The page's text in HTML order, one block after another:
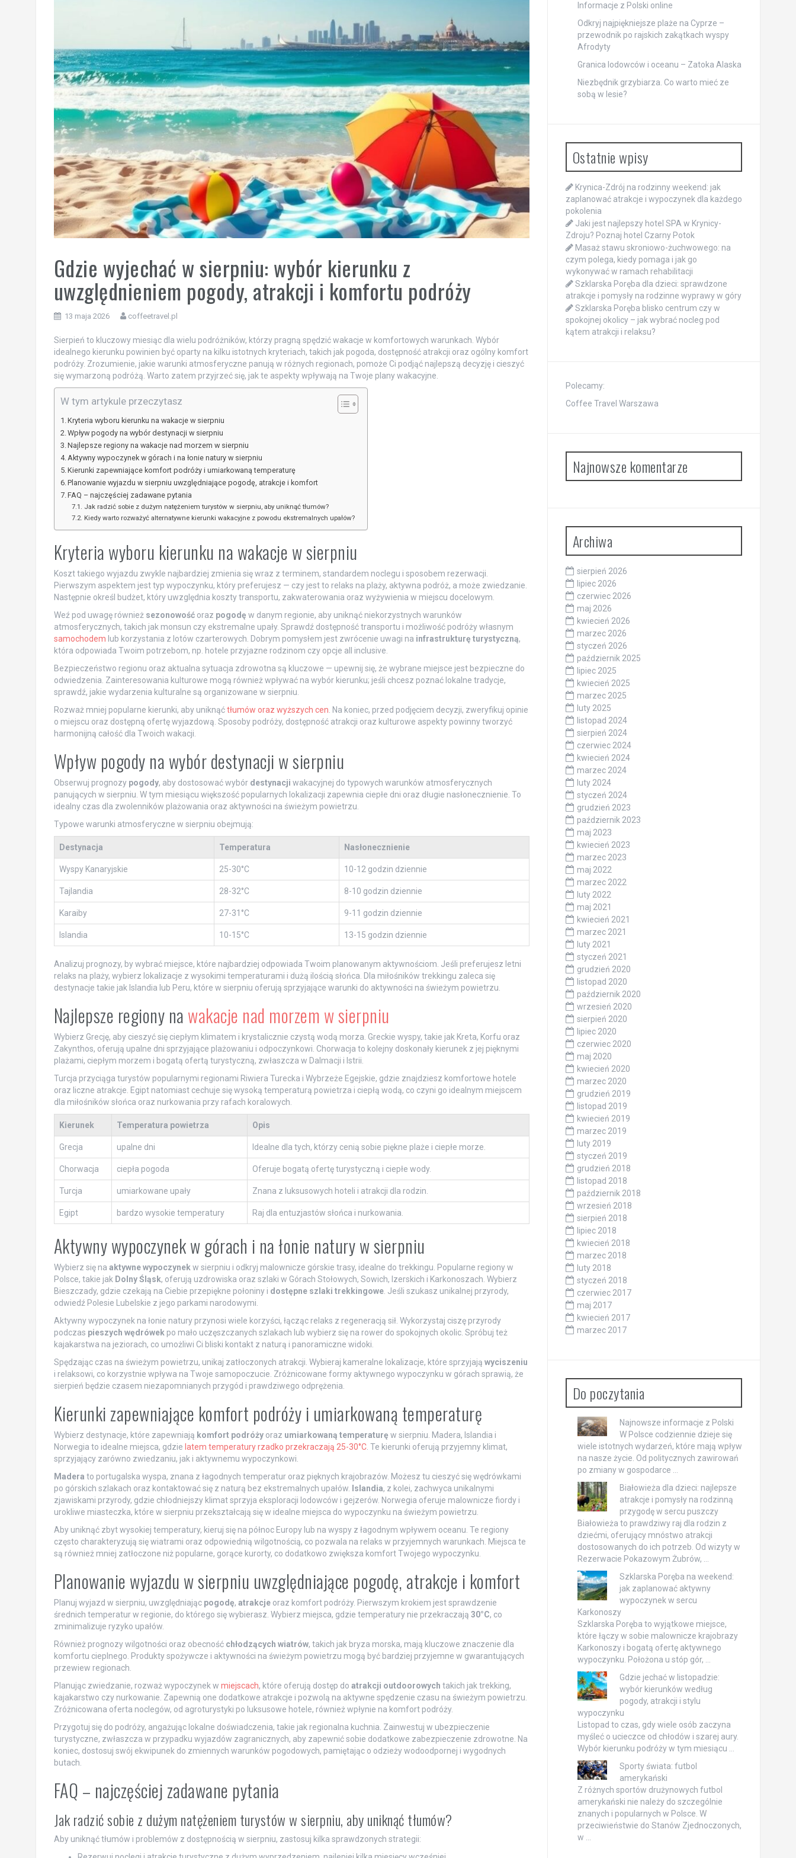
Gdzie wyjechać w sierpniu: wybór kierunku z
uwzględnieniem pogody, atrakcji i komfortu podróży
13 maja 2026 coffeetravel.pl
Sierpień to kluczowy miesiąc dla wielu podróżników, którzy pragną spędzić wakacje w komfortowych warunkach. Wybór
idealnego kierunku powinien być oparty na kilku istotnych kryteriach, takich jak pogoda, dostępność atrakcji oraz ogólny komfort
podróży. Zrozumienie, jakie warunki atmosferyczne panują w różnych regionach, pomoże Ci podjąć najlepszą decyzję i cieszyć
się wymarzoną podróżą. Warto zatem przyjrzeć się, jak te aspekty wpływają na Twoje plany wakacyjne.
W tym artykule przeczytasz
Kryteria wyboru kierunku na wakacje w sierpniu
Wpływ pogody na wybór destynacji w sierpniu
Najlepsze regiony na wakacje nad morzem w sierpniu
Aktywny wypoczynek w górach i na łonie natury w sierpniu
Kierunki zapewniające komfort podróży i umiarkowaną temperaturę
Planowanie wyjazdu w sierpniu uwzględniające pogodę, atrakcje i komfort
FAQ – najczęściej zadawane pytania
Jak radzić sobie z dużym natężeniem turystów w sierpniu, aby uniknąć tłumów?
Kiedy warto rozważyć alternatywne kierunki wakacyjne z powodu ekstremalnych upałów?
Kryteria wyboru kierunku na wakacje w sierpniu
Koszt takiego wyjazdu zwykle najbardziej zmienia się wraz z terminem, standardem noclegu i sposobem rezerwacji.
Pierwszym aspektem jest typ wypoczynku, który preferujesz — czy jest to relaks na plaży, aktywna podróż, a może zwiedzanie.
Następnie określ budżet, który uwzględnia koszty transportu, zakwaterowania oraz wyżywienia w miejscu docelowym.
Weź pod uwagę również sezonowośćoraz pogodę w danym regionie, aby uniknąć niekorzystnych warunków
atmosferycznych, takich jak monsun czy ekstremalne upały. Sprawdź dostępność transportu i możliwość podróży własnym
samochodem lub korzystania z lotów czarterowych. Dobrym pomysłem jest zwrócenie uwagi na infrastrukturę turystyczną,
która odpowiada Twoim potrzebom, np. hotele przyjazne rodzinom czy opcje all inclusive.
Bezpieczeństwo regionu oraz aktualna sytuacja zdrowotna są kluczowe — upewnij się, że wybrane miejsce jest bezpieczne do
odwiedzenia. Zainteresowania kulturowe mogą również wpływać na wybór kierunku; jeśli chcesz poznać lokalne tradycje,
sprawdź, jakie wydarzenia kulturalne są organizowane w sierpniu.
Rozważ mniej popularne kierunki, aby uniknąćtłumów oraz wyższych cen. Na koniec, przed podjęciem decyzji, zweryfikuj opinie
o miejscu oraz dostępną ofertę wyjazdową. Sposoby podróży, dostępność atrakcji oraz kulturowe aspekty powinny tworzyć
harmonijną całość dla Twoich wakacji.
Wpływ pogody na wybór destynacji w sierpniu
Obserwuj prognozy pogody, aby dostosować wybór destynacji wakacyjnej do typowych warunków atmosferycznych
panujących w sierpniu. W tym miesiącu większość popularnych lokalizacji zapewnia ciepłe dni oraz długie nasłonecznienie. To
idealny czas dla zwolenników plażowania oraz aktywności na świeżym powietrzu.
Typowe warunki atmosferyczne w sierpniu obejmują:
Destynacja Temperatura Nasłonecznienie
Wyspy Kanaryjskie 25-30°C 10-12 godzin dziennie
Tajlandia 28-32°C 8-10 godzin dziennie
Karaiby 27-31°C 9-11 godzin dziennie
Islandia 10-15°C 13-15 godzin dziennie
Analizuj prognozy, by wybrać miejsce, które najbardziej odpowiada Twoim planowanym aktywnościom. Jeśli preferujesz letni
relaks na plaży, wybierz lokalizacje z wysokimi temperaturami i dużą ilością słońca. Dla miłośników trekkingu zaleca się
destynacje takie jak Islandia lub Peru, które w sierpniu oferują sprzyjające warunki do aktywności na świeżym powietrzu.
Najlepsze regiony na wakacje nad morzem w sierpniu
Wybierz Grecję, aby cieszyć się ciepłym klimatem i krystalicznie czystą wodą morza. Greckie wyspy, takie jak Kreta, Korfu oraz
Zakynthos, oferują upalne dni sprzyjające plażowaniu i odpoczynkowi. Chorwacja to kolejny doskonały kierunek z jej pięknymi
plażami, ciepłym morzem i bogatą ofertą turystyczną, zwłaszcza w Dalmacji i Istrii.
Turcja przyciąga turystów popularnymi regionami Riwiera Turecka i Wybrzeże Egejskie, gdzie znajdziesz komfortowe hotele
oraz liczne atrakcje. Egipt natomiast cechuje się wysoką temperaturą powietrza i ciepłą wodą, co czyni go idealnym miejscem
dla miłośników słońca oraz nurkowania przy rafach koralowych.
Kierunek Temperatura powietrza Opis
Grecja upalne dni Idealne dla tych, którzy cenią sobie piękne plaże i ciepłe morze.
Chorwacja ciepła pogoda Oferuje bogatą ofertę turystyczną i ciepłe wody.
Turcja umiarkowane upały Znana z luksusowych hoteli i atrakcji dla rodzin.
Egipt bardzo wysokie temperatury Raj dla entuzjastów słońca i nurkowania.
Aktywny wypoczynek w górach i na łonie natury w sierpniu
Wybierz się na aktywne wypoczynekw sierpniu i odkryj malownicze górskie trasy, idealne do trekkingu. Popularne regiony w
Polsce, takie jak Dolny Śląsk, oferują uzdrowiska oraz szlaki w Górach Stołowych, Sowich, Izerskich i Karkonoszach. Wybierz
Bieszczady, gdzie czekają na Ciebie przepiękne połoniny i dostępne szlaki trekkingowe. Jeśli szukasz unikalnej przyrody,
odwiedź Polesie Lubelskie z jego parkami narodowymi.
Aktywny wypoczynek na łonie natury przynosi wiele korzyści, łącząc relaks z regeneracją sił. Wykorzystaj ciszę przyrody
podczas pieszych wędrówekpo mało uczęszczanych szlakach lub wybierz się na rower do spokojnych okolic. Spróbuj też
kajakarstwa na jeziorach, co umożliwi Ci bliski kontakt z naturą i panoramiczne widoki.
Spędzając czas na świeżym powietrzu, unikaj zatłoczonych atrakcji. Wybieraj kameralne lokalizacje, które sprzyjają wyciszeniu
i relaksowi, co korzystnie wpływa na Twoje samopoczucie. Zróżnicowane formy aktywnego wypoczynku w górach sprawią, że
sierpień będzie czasem niezapomnianych przygód i prawdziwego odprężenia.
Kierunki zapewniające komfort podróży i umiarkowaną temperaturę
Wybierz destynacje, które zapewniają komfort podróżyoraz umiarkowaną temperaturę w sierpniu. Madera, Islandia i
Norwegia to idealne miejsca, gdzie latem temperatury rzadko przekraczają 25-30°C. Te kierunki oferują przyjemny klimat,
sprzyjający zarówno zwiedzaniu, jak i aktywnemu wypoczynkowi.
Madera to portugalska wyspa, znana z łagodnych temperatur oraz pięknych krajobrazów. Możesz tu cieszyć się wędrówkami
po górskich szlakach oraz kontaktować się z naturą bez ekstremalnych upałów. Islandia, z kolei, zachwyca unikalnymi
zjawiskami przyrody, gdzie chłodniejszy klimat sprzyja eksploracji lodowców i gejzerów. Norwegia oferuje malownicze fiordy i
urokliwe miasteczka, które w sierpniu przekształcają się w idealne miejsca do wypoczynku na świeżym powietrzu.
Aby uniknąć zbyt wysokiej temperatury, kieruj się na północ Europy lub na wyspy z łagodnym wpływem oceanu. Te regiony
często charakteryzują się wiatrami oraz odpowiednią wilgotnością, co pozwala na relaks w przyjemnych warunkach. Miejsca te
są również mniej zatłoczone niż popularne, gorące kurorty, co dodatkowo zwiększa komfort Twojego wypoczynku.
Planowanie wyjazdu w sierpniu uwzględniające pogodę, atrakcje i komfort
Planuj wyjazd w sierpniu, uwzględniając pogodę, atrakcjeoraz komfort podróży. Pierwszym krokiem jest sprawdzenie
średnich temperatur w regionie, do którego się wybierasz. Wybierz miejsca, gdzie temperatury nie przekraczają 30°C, co
zminimalizuje ryzyko upałów.
Również prognozy wilgotności oraz obecność chłodzących wiatrów, takich jak bryza morska, mają kluczowe znaczenie dla
komfortu cieplnego. Produkty spożywcze i aktywności na świeżym powietrzu mogą być bardziej przyjemne w gwarantujących
przewiew regionach.
Planując zwiedzanie, rozważ wypoczynek w miejscach, które oferują dostęp do atrakcji outdoorowych takich jak trekking,
kajakarstwo czy nurkowanie. Zapewnią one dodatkowe atrakcje i pozwolą na aktywne spędzenie czasu na świeżym powietrzu.
Zróżnicowana oferta noclegów, od agroturystyki po luksusowe hotele, również wpłynie na komfort podróży.
Przygotuj się do podróży, angażując lokalne doświadczenia, takie jak regionalna kuchnia. Zainwestuj w ubezpieczenie
turystyczne, zwłaszcza w przypadku wyjazdów zagranicznych, aby zapewnić sobie dodatkowe zabezpieczenie zdrowotne. Na
koniec, dostosuj swój ekwipunek do zmiennych warunków pogodowych, pamiętając o odzieży wodoodpornej i wygodnych
butach.
FAQ – najczęściej zadawane pytania
Jak radzić sobie z dużym natężeniem turystów w sierpniu, aby uniknąć tłumów?
Aby uniknąć tłumów i problemów z dostępnością w sierpniu, zastosuj kilka sprawdzonych strategii:
Informacje z Polski online
Odkryj najpiękniejsze plaże na Cyprze –
przewodnik po rajskich zakątkach wyspy
Afrodyty
Granica lodowców i oceanu – Zatoka Alaska
Niezbędnik grzybiarza. Co warto mieć ze
sobą w lesie?
Ostatnie wpisy
Krynica-Zdrój na rodzinny weekend: jak
zaplanować atrakcje i wypoczynek dla każdego
pokolenia
Jaki jest najlepszy hotel SPA w Krynicy-
Zdroju? Poznaj hotel Czarny Potok
Masaż stawu skroniowo-żuchwowego: na
czym polega, kiedy pomaga i jak go
wykonywać w ramach rehabilitacji
Szklarska Poręba dla dzieci: sprawdzone
atrakcje i pomysły na rodzinne wyprawy w góry
Szklarska Poręba blisko centrum czy w
spokojnej okolicy – jak wybrać nocleg pod
kątem atrakcji i relaksu?
Polecamy:
Coffee Travel Warszawa
Najnowsze komentarze
Archiwa
sierpień 2026
lipiec 2026
czerwiec 2026
maj 2026
kwiecień 2026
marzec 2026
styczeń 2026
październik 2025
lipiec 2025
kwiecień 2025
marzec 2025
luty 2025
listopad 2024
sierpień 2024
czerwiec 2024
kwiecień 2024
marzec 2024
luty 2024
styczeń 2024
grudzień 2023
październik 2023
maj 2023
kwiecień 2023
marzec 2023
maj 2022
marzec 2022
luty 2022
maj 2021
kwiecień 2021
marzec 2021
luty 2021
styczeń 2021
grudzień 2020
listopad 2020
październik 2020
wrzesień 2020
sierpień 2020
lipiec 2020
czerwiec 2020
maj 2020
kwiecień 2020
marzec 2020
grudzień 2019
listopad 2019
kwiecień 2019
marzec 2019
luty 2019
styczeń 2019
grudzień 2018
listopad 2018
październik 2018
wrzesień 2018
sierpień 2018
lipiec 2018
kwiecień 2018
marzec 2018
luty 2018
styczeń 2018
czerwiec 2017
maj 2017
kwiecień 2017
marzec 2017
Do poczytania
Najnowsze informacje z Polski
W Polsce codziennie dzieje się
wiele istotnych wydarzeń, które mają wpływ
na nasze życie. Od politycznych zawirowań
po zmiany w gospodarce …
Białowieża dla dzieci: najlepsze
atrakcje i pomysły na rodzinną
przygodę w sercu puszczy
Białowieża to prawdziwy raj dla rodzin z
dziećmi, oferujący mnóstwo atrakcji
dostosowanych do ich potrzeb. Od wizyty w
Rezerwacie Pokazowym Żubrów, …
Szklarska Poręba na weekend:
jak zaplanować aktywny
wypoczynek w sercu
Karkonoszy
Szklarska Poręba to wyjątkowe miejsce,
które łączy w sobie malownicze krajobrazy
Karkonoszy i bogatą ofertę aktywnego
wypoczynku. Położona u stóp gór, …
Gdzie jechać w listopadzie:
wybór kierunków według
pogody, atrakcji i stylu
wypoczynku
Listopad to czas, gdy wiele osób zaczyna
myśleć o ucieczce od chłodów i szarej aury.
Wybór kierunku podróży w tym miesiącu …
Sporty świata: futbol
amerykański
Z różnych sportów drużynowych futbol
amerykański nie należy do szczególnie
znanych i popularnych w Polsce. W
przeciwieństwie do Stanów Zjednoczonych,
w …